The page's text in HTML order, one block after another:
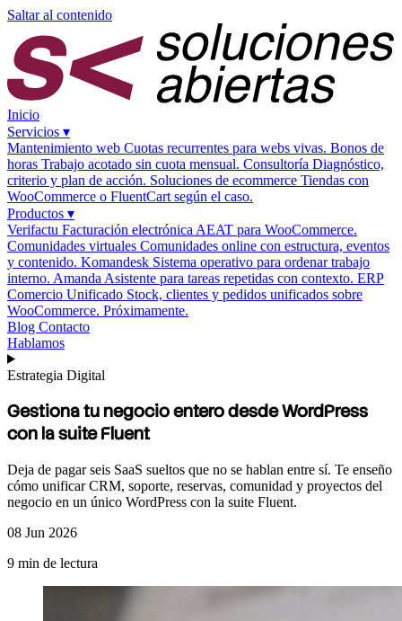
Saltar al contenido
Inicio
Servicios ▾
Mantenimiento web Cuotas recurrentes para webs vivas. Bonos de
horas Trabajo acotado sin cuota mensual. Consultoría Diagnóstico,
criterio y plan de acción. Soluciones de ecommerce Tiendas con
WooCommerce o FluentCart según el caso.
Productos ▾
Verifactu Facturación electrónica AEAT para WooCommerce.
Comunidades virtuales Comunidades online con estructura, eventos
y contenido. Komandesk Sistema operativo para ordenar trabajo
interno. Amanda Asistente para tareas repetidas con contexto. ERP
Comercio Unificado Stock, clientes y pedidos unificados sobre
WooCommerce. Próximamente.
Blog Contacto
Hablamos
Estrategia Digital
Gestiona tunegocio entero desde WordPress
con la suite Fluent
Deja de pagar seis SaaS sueltos que no se hablan entre sí. Te enseño
cómo unificar CRM, soporte, reservas, comunidad y proyectos del
negocio en un único WordPress con la suite Fluent.
08 Jun 2026
9 min de lectura